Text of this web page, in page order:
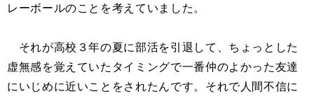
レーボールのことを考えていました。
それが高校３年の夏に部活を引退して、ちょっとした
虚無感を覚えていたタイミングで一番仲のよかった友達
にいじめに近いことをされたんです。それで人間不信に